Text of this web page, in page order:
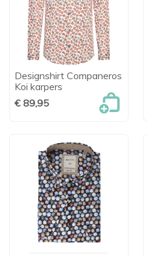
Designshirt Companeros
Koi karpers
€ 89,95